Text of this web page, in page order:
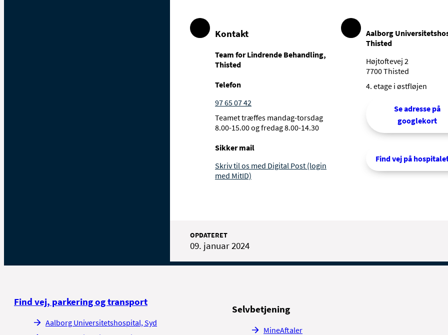
Kontakt
Team for Lindrende Behandling,
Thisted
Telefon
97 65 07 42
Teamet træffes mandag-torsdag
8.00-15.00 og fredag 8.00-14.30
Sikker mail
Skriv til os med Digital Post (login
med MitID)
Aalborg
Thisted
Højtoftevej 2
7700 Thisted
4. etage i østfløjen
Se adresse på
googlekort
Find vej på
OPDATERET
09. januar 2024
Find vej, parkering og transport
Aalborg Universitetshospital, Syd
Selvbetjening
MineAftaler